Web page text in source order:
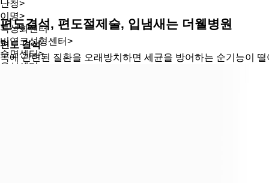
이명
특성화센터
비염코성형센터
수면센터
음성센터
난청>
이명>
특성화센터
비염코성형센터>
수면센터>
음성센터
편도결석, 편도절제술, 입냄새는 더웰병원
편도 결석
목에 관련된 질환을 오래방치하면 세균을 방어하는 순기능이